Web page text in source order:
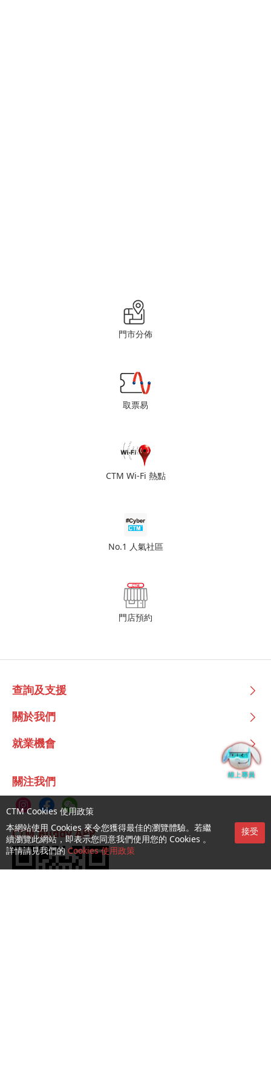
門市分佈
取票易
CTM Wi-Fi 熱點
No.1 人氣社區
門店預約
查詢及支援
關於我們
就業機會
關注我們
CTM Buddy APP
CTM Cookies 使用政策
本網站使用 Cookies 來令您獲得最佳的瀏覽體驗。若繼
續瀏覽此網站，即表示您同意我們使用您的 Cookies 。
詳情請見我們的 Cookies 使用政策
接受